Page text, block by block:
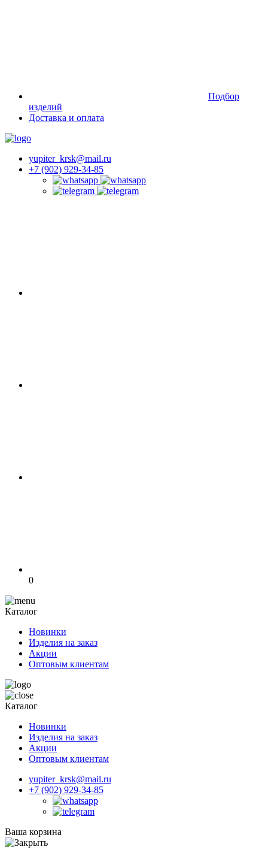
Подбор
изделий
Доставка и оплата
yupiter_krsk@mail.ru
+7 (902) 929-34-85
0
Каталог
Новинки
Изделия на заказ
Акции
Оптовым клиентам
Каталог
Новинки
Изделия на заказ
Акции
Оптовым клиентам
yupiter_krsk@mail.ru
+7 (902) 929-34-85
Ваша корзина